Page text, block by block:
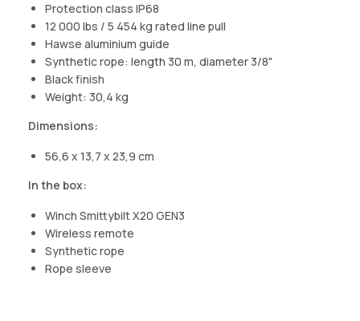
Protection class IP68
12 000 lbs / 5 454 kg rated line pull
Hawse aluminium guide
Synthetic rope: length 30 m, diameter 3/8"
Black finish
Weight: 30,4 kg
Dimensions:
56,6 x 13,7 x 23,9 cm
In the box:
Winch Smittybilt X20 GEN3
Wireless remote
Synthetic rope
Rope sleeve